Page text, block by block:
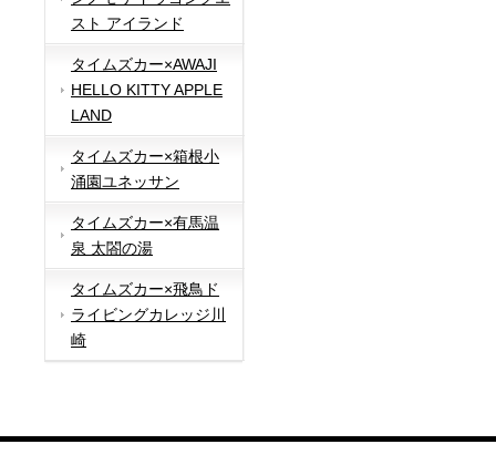
スト アイランド
タイムズカー×AWAJI
HELLO KITTY APPLE
LAND
タイムズカー×箱根小
涌園ユネッサン
タイムズカー×有馬温
泉 太閤の湯
タイムズカー×飛鳥ド
ライビングカレッジ川
崎